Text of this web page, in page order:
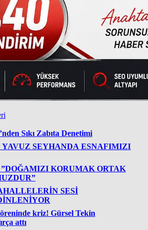
Sıkı Zabıta Denetimi
SEYHANDA ESNAFIMIZI
”DOĞAMIZI KORUMAK ORTAK
SESİ
kriz! Gürsel Tekin
attı